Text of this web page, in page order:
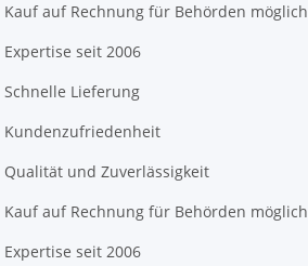
Kauf auf Rechnung für Behörden möglich
Expertise seit 2006
Schnelle Lieferung
Kundenzufriedenheit
Qualität und Zuverlässigkeit
Kauf auf Rechnung für Behörden möglich
Expertise seit 2006